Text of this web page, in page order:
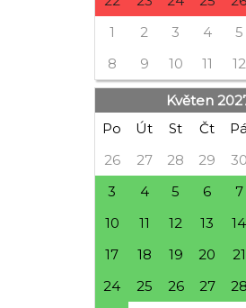
1
2 3 4 5
8
9 10 11 12
Květen
Po
Út St Čt Pá
26
27 28 29 30
3
4 5 6 7
10
11 12 13 14
17
18 19 20 21
24
25 26 27 28